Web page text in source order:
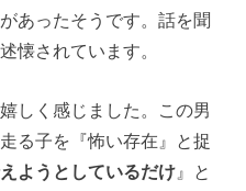
あったそうです。話を聞
懐されています。
しく感じました。この男
る子を『怖い存在』と捉
ようとしているだけ 』と